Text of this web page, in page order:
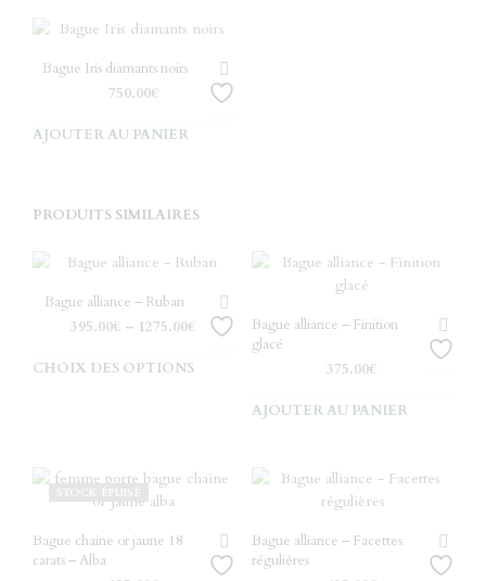
Bague Iris diamants noirs
750.00€
AJOUTER AU PANIER
PRODUITS SIMILAIRES
Bague alliance – Ruban
395.00€ – 1275.00€
CHOIX DES OPTIONS
Les
être
choisies
Bague alliance – Finition
glacé
375.00€
AJOUTER AU PANIER
STOCK ÉPUISÉ
Bague chaine or jaune 18
carats – Alba
Bague alliance – Facettes
régulières